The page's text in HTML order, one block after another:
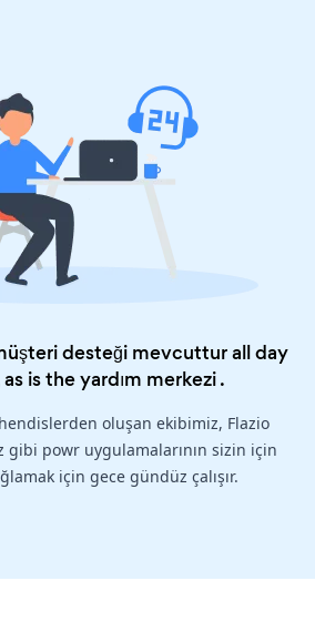
desteği mevcuttur all day
is theyardım merkezi.
oluşan ekibimiz, Flazio
gibi powr uygulamalarının sizin için
için gece gündüz çalışır.